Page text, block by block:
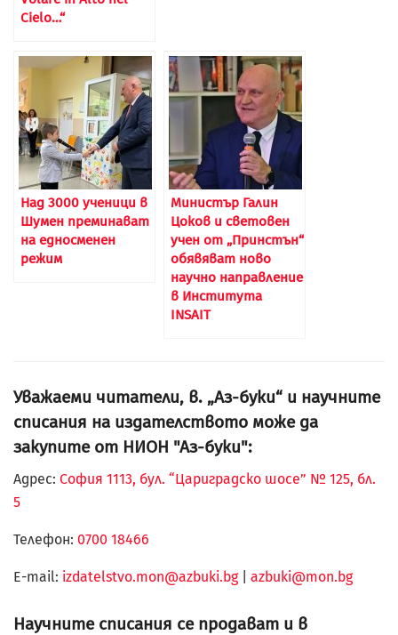
Cielo…“
Над 3000 ученици в
Шумен преминават
на едносменен
режим
Министър Галин
Цоков и световен
учен от „Принстън“
обявяват ново
научно направление
в Института
INSAIT
Уважаеми читатели, в. „Аз-буки“ и научните
списания на издателството може да
закупите от НИОН "Аз-буки":
Адрес: София 1113, бул. “Цариградско шосе” № 125, бл.
5
Телефон: 0700 18466
Е-mail: izdatelstvo.mon@azbuki.bg| azbuki@mon.bg
Научните списания се продават и в